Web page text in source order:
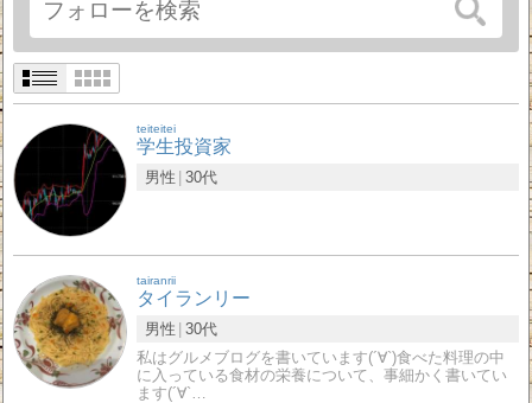
teiteitei
学生投資家
男性 30代
tairanrii
タイランリー
男性 30代
私はグルメブログを書いています(´∀`)食べた料理の中
に入っている食材の栄養について、事細かく書いてい
ます(´∀`…